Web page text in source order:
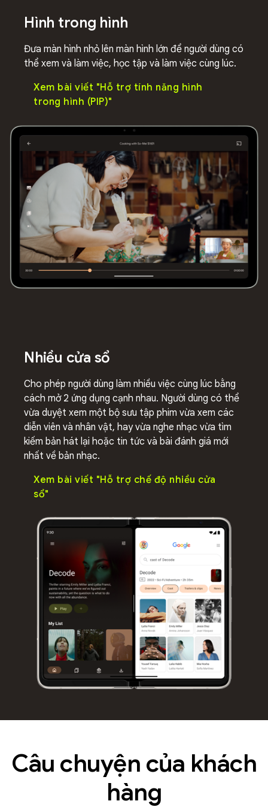
Hình trong hình
Đưa màn hình nhỏ lên màn hình lớn để người dùng có
thể xem và làm việc, học tập và làm việc cùng lúc.
Xem bài viết "Hỗ trợ tính năng hình
trong hình (PIP)"
Nhiều cửa sổ
Cho phép người dùng làm nhiều việc cùng lúc bằng
cách mở 2 ứng dụng cạnh nhau. Người dùng có thể
vừa duyệt xem một bộ sưu tập phim vừa xem các
diễn viên và nhân vật, hay vừa nghe nhạc vừa tìm
kiếm bản hát lại hoặc tin tức và bài đánh giá mới
nhất về bản nhạc.
Xem bài viết "Hỗ trợ chế độ nhiều cửa
sổ"
Câu chuyện của khách
hàng